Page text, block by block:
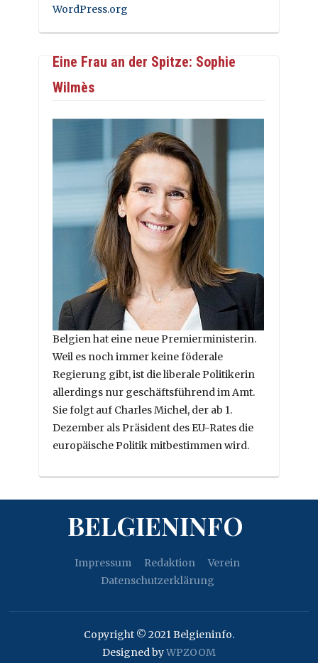
WordPress.org
Eine Frau an der Spitze: Sophie
Wilmès
Belgien hat eine neue Premierministerin.
Weil es noch immer keine föderale
Regierung gibt, ist die liberale Politikerin
allerdings nur geschäftsführend im Amt.
Sie folgt auf Charles Michel, der ab 1.
Dezember als Präsident des EU-Rates die
europäische Politik mitbestimmen wird.
BELGIENINFO
Impressum Redaktion
Verein
Datenschutzerklärung
Copyright © 2021 Belgieninfo.
Designed byWPZOOM